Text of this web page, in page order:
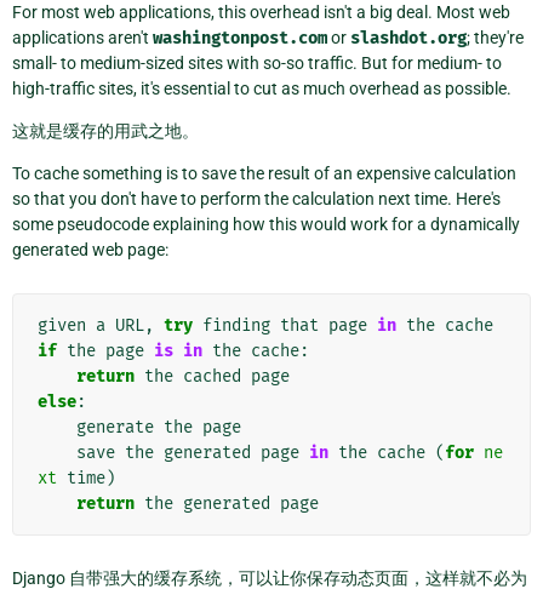
For most web applications, this overhead isn't a big deal. Most web
applications aren't washingtonpost.comor slashdot.org; they're
small- to medium-sized sites with so-so traffic. But for medium- to
high-traffic sites, it's essential to cut as much overhead as possible.
这就是缓存的用武之地。
To cache something is to save the result of an expensive calculation
so that you don't have to perform the calculation next time. Here's
some pseudocode explaining how this would work for a dynamically
generated web page:
given a URL, try finding that page in the cache
if the page is in the cache:
return the cached
page
else:
generate the page
save the generated page in the cache (for ne
xt time)
return the generated page
Django 自带强大的缓存系统，可以让你保存动态页面，这样就不必为